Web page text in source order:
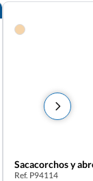
Sacacorchos y
Ref. P94114